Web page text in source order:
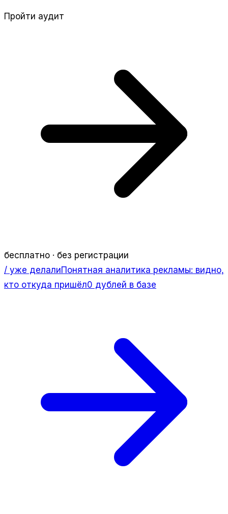
Пройти аудит
бесплатно · без регистрации
/ уже делалиПонятная аналитика рекламы: видно,
кто откуда пришёл0 дублей в базе